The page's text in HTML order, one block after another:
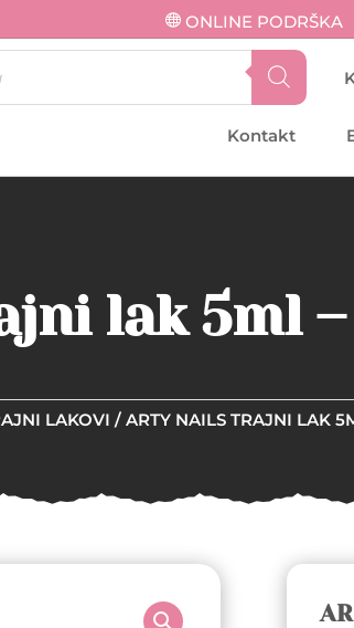
ONLINE PODRŠKA
Kontakt
lak 5ml
LAKOVI / ARTY NAILS TRAJNI LAK